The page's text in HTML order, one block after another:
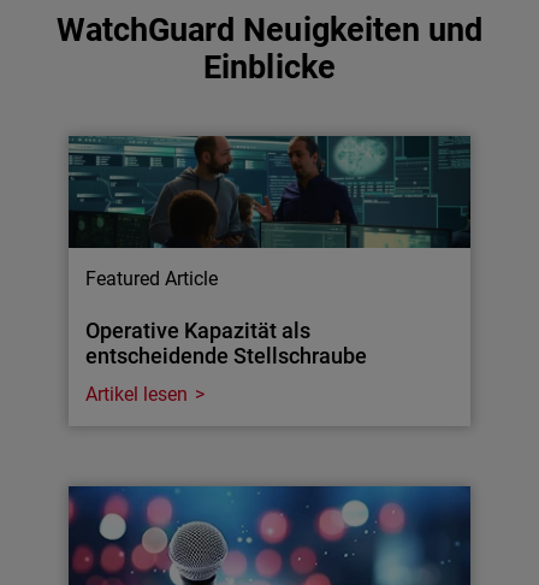
WatchGuard Neuigkeiten und
Einblicke
Featured Article
Operative Kapazität als
entscheidende Stellschraube
Artikel lesen